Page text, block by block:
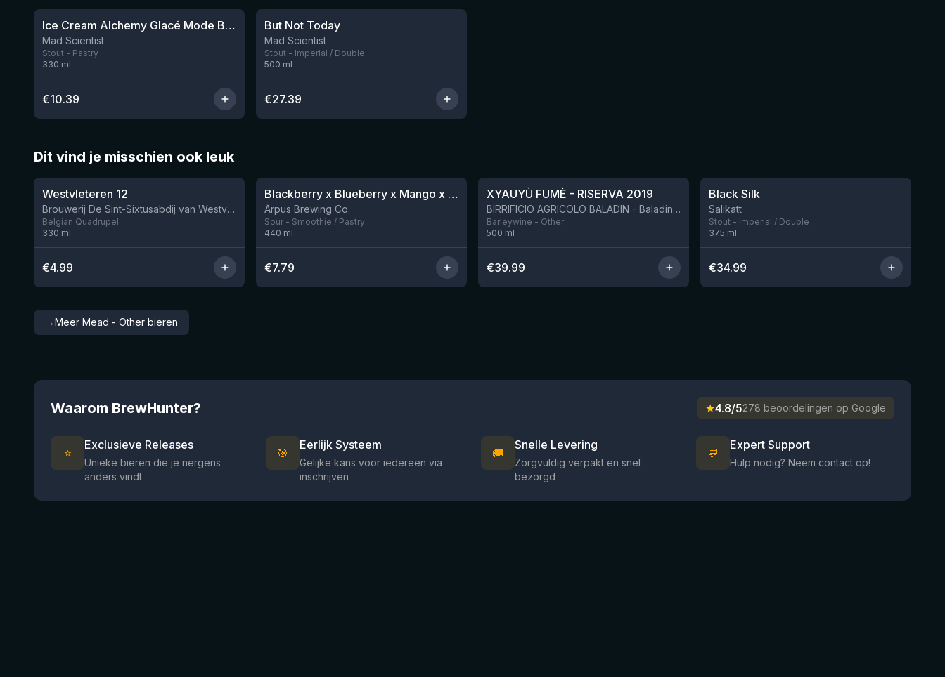
Nog 2Ice Cream Alchemy Glacé Mode Bourbon
Mad Scientist
Stout - Pastry
330 ml
€10.39
But Not Today
Mad Scientist
Stout - Imperial / Double
500 ml
€27.39
Dit vind je misschien ook leuk
★4.46
Westvleteren 12
Brouwerij De Sint-Sixtusabdij van Westvleteren
Belgian Quadrupel
330 ml
€4.99
Nog 9Blackberry x Blueberry x Mango x Pineapple x Peanut Butter Smoothie Sour Ale
Ārpus Brewing Co.
Sour - Smoothie / Pastry
440 ml
€7.79
XYAUYÙ FUMÈ - RISERVA 2019
BIRRIFICIO AGRICOLO BALADIN - Baladin Indipendente Italian Farm Brewery
Barleywine - Other
500 ml
€39.99
Black Silk
Salikatt
Stout - Imperial / Double
375 ml
€34.99
→Meer Mead - Other bieren
Waarom BrewHunter? ★4.8/5278 beoordelingen op Google
⭐
Exclusieve Releases
Unieke bieren die je nergens
anders vindt
🎯
Eerlijk Systeem
Gelijke kans voor iedereen via
inschrijven
🚚
Snelle Levering
Zorgvuldig verpakt en snel
bezorgd
💬
Expert Support
Hulp nodig? Neem contact op!